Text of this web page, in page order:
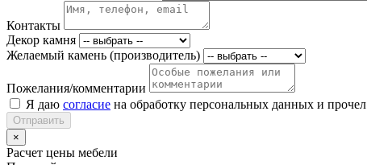
Контакты
Декор камня
Желаемый камень (производитель)
Пожелания/комментарии
Я даю согласие на обработку персональных данных и прочел
Отправить
×
Расчет цены мебели